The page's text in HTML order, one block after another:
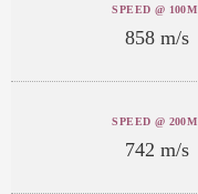
SPEED @ 100M
858 m/s
SPEED @ 200M
742 m/s